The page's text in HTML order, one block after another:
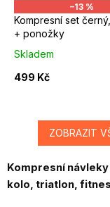
–13 %
Kompresní set
+ ponožky
Skladem
499 Kč
ZOBRAZIT
Kompresní návleky
kolo, triatlon,